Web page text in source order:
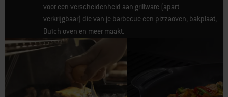
voor een verscheidenheid aan grillware (apart
verkrijgbaar) die van je barbecue een pizzaoven, bakplaat,
Dutch oven en meer maakt.